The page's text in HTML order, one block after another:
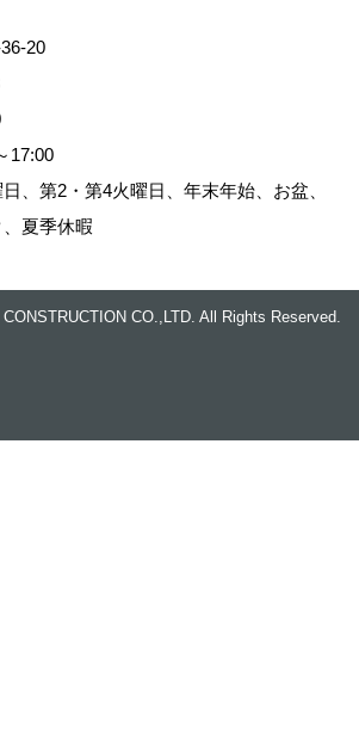
36-20
17:00
、第2・第4火曜日、年末年始、お盆、
夏季休暇
CO.,LTD. All Rights Reserved.